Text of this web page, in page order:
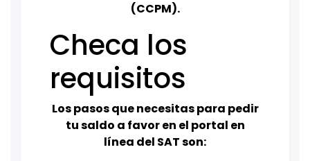
(CCPM).
Checa los
requisitos
Los pasos que necesitas para pedir
tu saldo a favor en el portal en
línea del SAT son: